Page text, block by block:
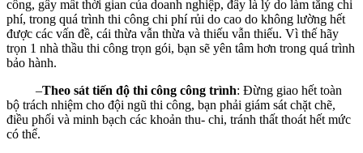
công, gây mất thời gian của doanh nghiệp, đây là lý do làm tăng chi
phí, trong quá trình thi công chi phí rủi do cao do không lường hết
được các vấn đề, cái thừa vẫn thừa và thiếu vẫn thiếu. Vì thế hãy
trọn 1 nhà thầu thi công trọn gói, bạn sẽ yên tâm hơn trong quá trình
bảo hành.
–Theo sát tiến độ thi công công trình: Đừng giao hết toàn
bộ trách nhiệm cho đội ngũ thi công, bạn phải giám sát chặt chẽ,
điều phối và minh bạch các khoản thu- chi, tránh thất thoát hết mức
có thể.